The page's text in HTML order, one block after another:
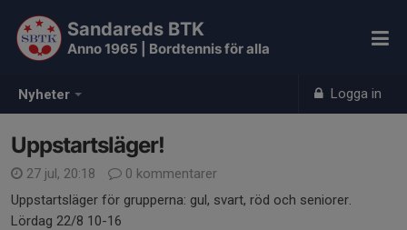
Nyheter Logga in
Sandareds BTK
Anno 1965 | Bordtennis för alla
Uppstartsläger!
27 jul, 20:18
0 kommentarer
Uppstartsläger för grupperna: gul, svart, röd och seniorer.
Lördag 22/8 10-16